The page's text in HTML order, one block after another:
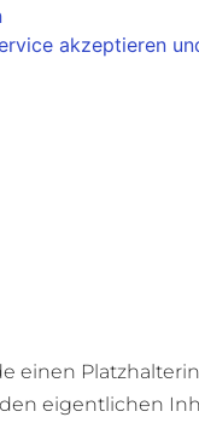
akzeptieren
einen
eigentlichen